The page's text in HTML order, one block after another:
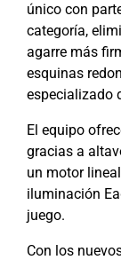
único con
categoría,
agarre más
esquinas
especializado
El equipo
gracias a
un motor
iluminación
juego.
Con los